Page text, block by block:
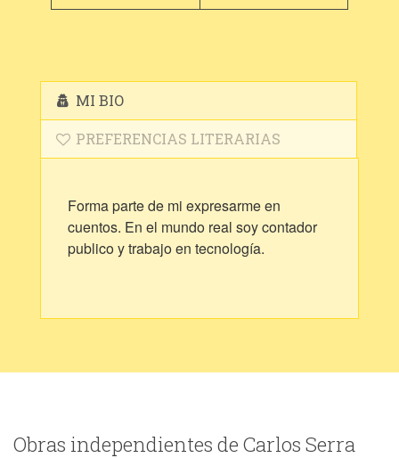
MI BIO
PREFERENCIAS LITERARIAS
Forma parte de mi expresarme en
cuentos. En el mundo real soy contador
publico y trabajo en tecnología.
Obras independientes de Carlos Serra